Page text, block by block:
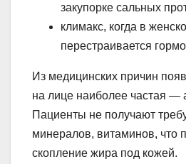
закупорке сальных
климакс, когда в
перестраивается
Из медицинских причин
на лице наиболее частая —
Пациенты не получают
минералов, витаминов, что
скопление жира под кожей.